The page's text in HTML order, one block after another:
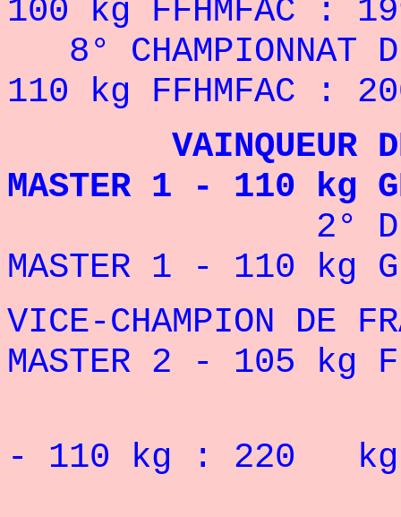
100 kg FFHMFAC :
8°
110 kg FFHMFAC :
VAINQUEUR DE
MASTER 1 - 110 kg
2° DE LA
MASTER 1 - 110 kg
VICE-CHAMPION DE
MASTER 2 - 105 kg
- 110 kg : 220 kg